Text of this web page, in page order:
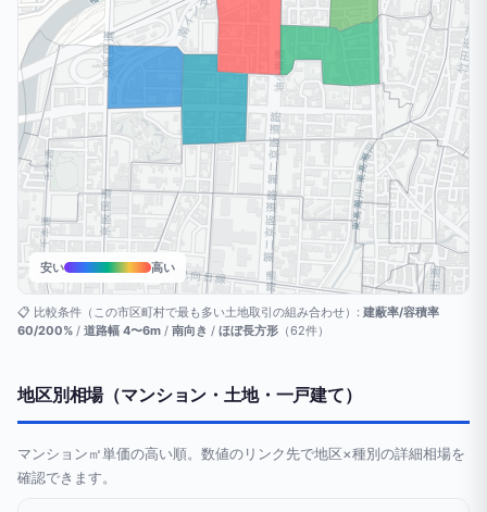
安い 高い
📋 比較条件（この市区町村で最も多い土地取引の組み合わせ）: 建蔽率/容積率
60/200% / 道路幅 4〜6m / 南向き / ほぼ長方形 （62件）
地区別相場（マンション・土地・一戸建て）
マンション㎡単価の高い順。数値のリンク先で地区×種別の詳細相場を
確認できます。